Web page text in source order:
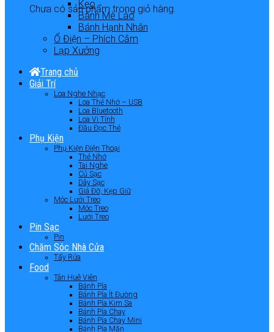
Chưa có sản phẩm trong giỏ hàng.
Kẹo
Bánh Mè Láo
Bánh Hạnh Nhân
Ổ Điện – Phích Cắm
Lạp Xưởng
Trang chủ
Giải Trí
Loa Nghe Nhạc
Loa Thẻ Nhớ – USB
Loa Bluetooth
Loa Vi Tính
Đầu Đọc Thẻ
Phụ Kiện
Phụ Kiện Điện Thoại
Thẻ Nhớ
Tai Nghe
Củ Sạc
Dây Sạc
Giá Đỡ, Kẹp Giữ
Móc Lưới Treo
Móc Treo
Lưới Treo
Pin Sạc
Pin
Chăm Sóc Nhà Cửa
Tẩy Rửa
Food
Tân Huê Viên
Bánh Pía
Bánh Pía Ít Đường
Bánh Pía Kim Sa
Bánh Pía Chay
Bánh Pía Chay Mini
Bánh Pía Mặn